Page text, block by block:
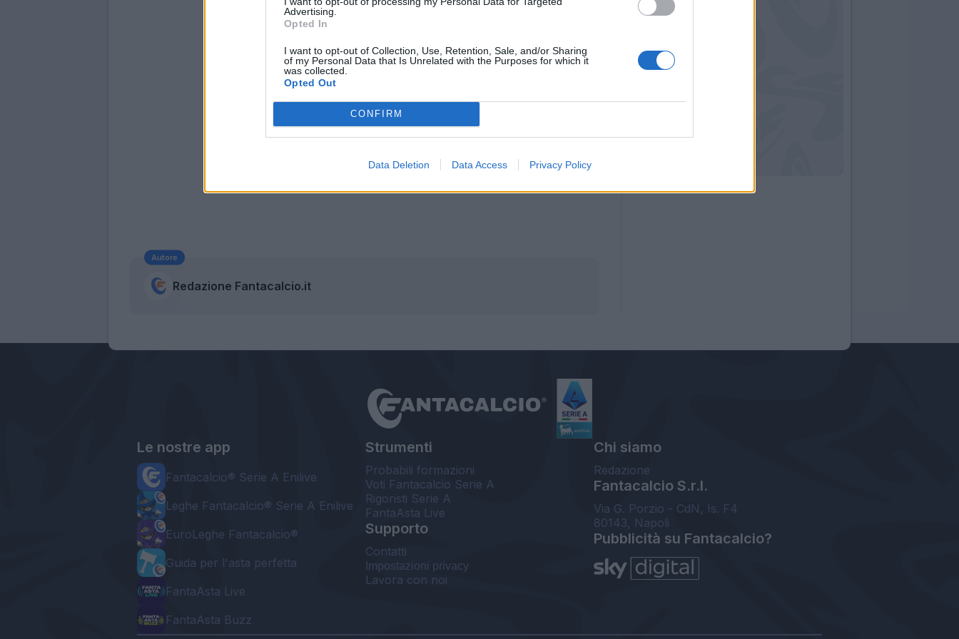
Advertising.
Opted In
I want to opt-out of Collection, Use, Retention, Sale, and/or Sharing
of my Personal Data that Is Unrelated with the Purposes for which it
was collected.
Opted Out
CONFIRM
Data Deletion Data Access Privacy Policy
Autore
Redazione Fantacalcio.it
Le nostre app
Fantacalcio® Serie A Enilive
Leghe Fantacalcio® Serie A Enilive
EuroLeghe Fantacalcio®
Guida per l'asta perfetta
FantaAsta Live
FantaAsta Buzz
Strumenti
Probabili formazioni
Voti Fantacalcio Serie A
Rigoristi Serie A
FantaAsta Live
Supporto
Contatti
Impostazioni privacy
Lavora con noi
Chi siamo
Redazione
Fantacalcio S.r.l.
Via G. Porzio - CdN, Is. F4
80143, Napoli
Pubblicità su Fantacalcio?